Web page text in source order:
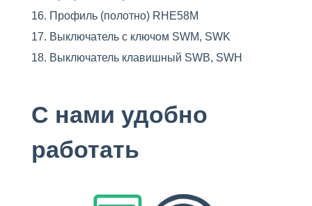
Профиль (полотно) RHE58M
Выключатель с ключом SWM, SWK
Выключатель клавишный SWB, SWH
С нами удобно
работать